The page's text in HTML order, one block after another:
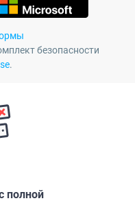
безопасности
.
полной